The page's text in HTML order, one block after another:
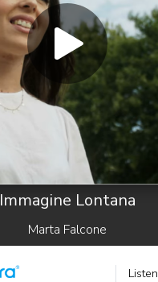
Immagine Lontana
Marta Falcone
Listen